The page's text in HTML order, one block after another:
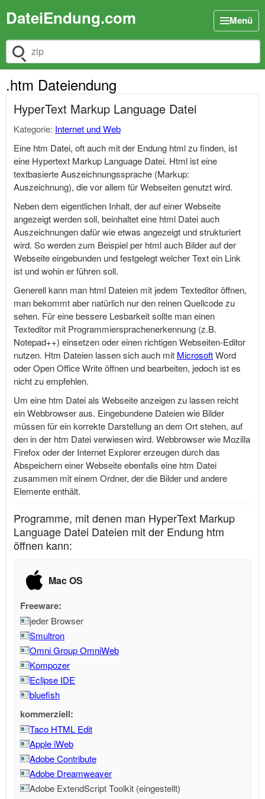
DateiEndung.com Menü
Dateiendung suchen
.htm Dateiendung
HyperText Markup Language Datei
Kategorie: Internet und Web
Eine htm Datei, oft auch mit der Endung html zu finden, ist
eine Hypertext Markup Language Datei. Html ist eine
textbasierte Auszeichnungssprache (Markup:
Auszeichnung), die vor allem für Webseiten genutzt wird.
Neben dem eigentlichen Inhalt, der auf einer Webseite
angezeigt werden soll, beinhaltet eine html Datei auch
Auszeichnungen dafür wie etwas angezeigt und strukturiert
wird. So werden zum Beispiel per html auch Bilder auf der
Webseite eingebunden und festgelegt welcher Text ein Link
ist und wohin er führen soll.
Generell kann man html Dateien mit jedem Texteditor öffnen,
man bekommt aber natürlich nur den reinen Quellcode zu
sehen. Für eine bessere Lesbarkeit sollte man einen
Texteditor mit Programmiersprachenerkennung (z.B.
Notepad++) einsetzen oder einen richtigen Webseiten-Editor
nutzen. Htm Dateien lassen sich auch mit MicrosoftWord
oder Open Office Write öffnen und bearbeiten, jedoch ist es
nicht zu empfehlen.
Um eine htm Datei als Webseite anzeigen zu lassen reicht
ein Webbrowser aus. Eingebundene Dateien wie Bilder
müssen für ein korrekte Darstellung an dem Ort stehen, auf
den in der htm Datei verwiesen wird. Webbrowser wie Mozilla
Firefox oder der Internet Explorer erzeugen durch das
Abspeichern einer Webseite ebenfalls eine htm Datei
zusammen mit einem Ordner, der die Bilder und andere
Elemente enthält.
Programme, mit denen man HyperText Markup
Language Datei Dateien mit der Endung htm
öffnen kann:
Mac OS
Freeware:
jeder Browser
Smultron
Omni Group OmniWeb
Kompozer
Eclipse IDE
bluefish
kommerziell:
Taco HTML Edit
Apple iWeb
Adobe Contribute
Adobe Dreamweaver
Adobe ExtendScript Toolkit (eingestellt)